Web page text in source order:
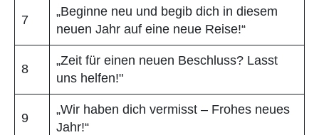
7
„Beginne neu und begib dich in diesem
neuen Jahr auf eine neue Reise!“
8
„Zeit für einen neuen Beschluss? Lasst
uns helfen!"
9
„Wir haben dich vermisst – Frohes neues
Jahr!“